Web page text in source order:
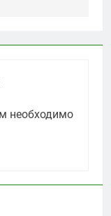
необходимо